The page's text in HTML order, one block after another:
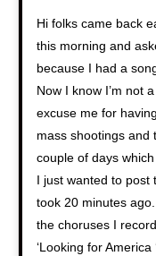
Hi folks came back
this morning and
because I had a
Now I know I’m not
excuse me for
mass shootings and
couple of days
I just wanted to post
took 20 minutes
the choruses I
‘Looking for